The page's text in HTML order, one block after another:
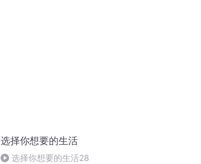
选择你想要的生活
选择你想要的生活28